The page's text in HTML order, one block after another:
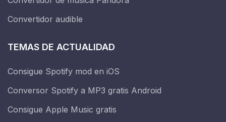
Convertidor audible
TEMAS DE ACTUALIDAD
Consigue Spotify mod en iOS
Conversor Spotify a MP3 gratis Android
Consigue Apple Music gratis